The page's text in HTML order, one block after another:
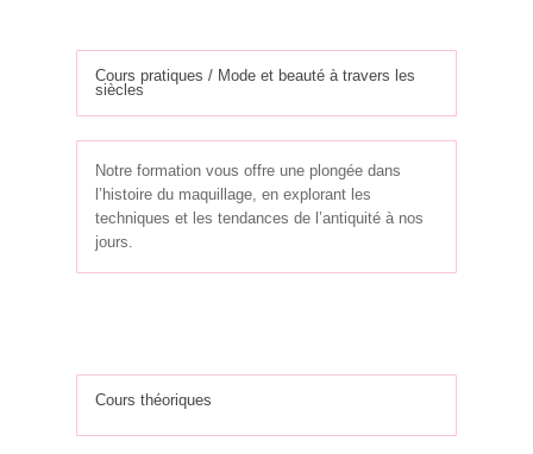
Cours pratiques / Mode et beauté à travers les
siècles
Notre formation vous offre une plongée dans
l’histoire du maquillage, en explorant les
techniques et les tendances de l’antiquité à nos
jours.
Cours théoriques